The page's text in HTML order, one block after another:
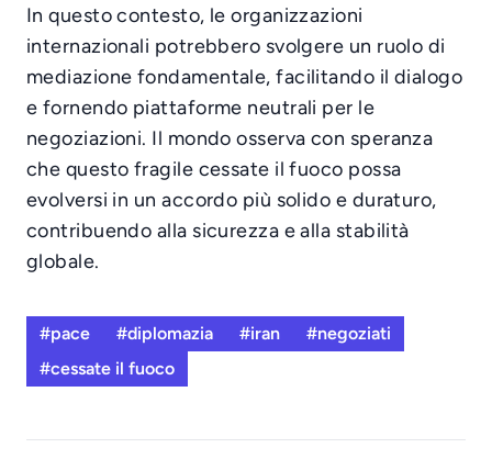
In questo contesto, le organizzazioni
internazionali potrebbero svolgere un ruolo di
mediazione fondamentale, facilitando il dialogo
e fornendo piattaforme neutrali per le
negoziazioni. Il mondo osserva con speranza
che questo fragile cessate il fuoco possa
evolversi in un accordo più solido e duraturo,
contribuendo alla sicurezza e alla stabilità
globale.
#pace #diplomazia #iran
#negoziati
#cessate il fuoco